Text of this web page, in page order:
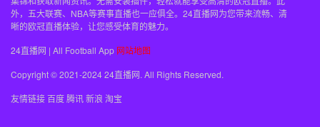
外，五大联赛、NBA等赛事直播也一应俱全。24直播网为您带来流畅、清
晰的欧冠直播体验，让您感受体育的魅力。
24直播网 | All Football App 网站地图
Copyright © 2021-2024 24直播网. All Rights Reserved.
友情链接百度腾讯新浪 淘宝